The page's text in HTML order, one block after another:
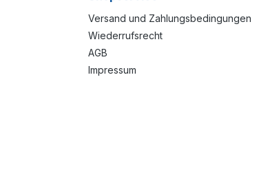
Versand und Zahlungsbedingungen
Wiederrufsrecht
AGB
Impressum